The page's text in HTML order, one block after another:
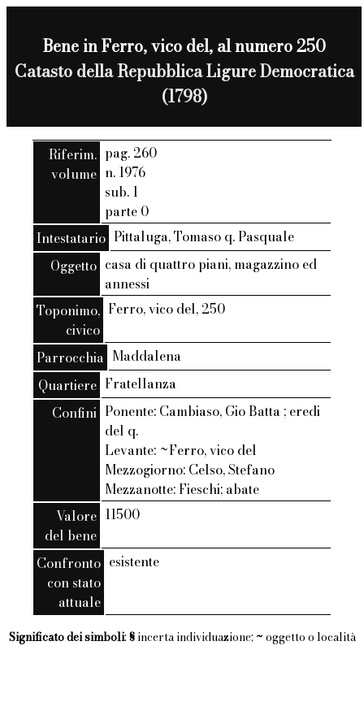
Bene in Ferro, vico del, al numero 250
Catasto della Repubblica Ligure Democratica
(1798)
Riferim.
volume
pag. 260
n. 1976
sub. 1
parte 0
Intestatario Pittaluga, Tomaso q. Pasquale
Oggetto casa di quattro piani, magazzino ed
annessi
Toponimo,
civico
Ferro, vico del, 250
Parrocchia Maddalena
Quartiere Fratellanza
Confini Ponente: Cambiaso, Gio Batta ; eredi
del q.
Levante: ~Ferro, vico del
Mezzogiorno: Celso, Stefano
Mezzanotte: Fieschi; abate
Valore
del bene
11500
Confronto
con stato
attuale
esistente
Significato dei simboli: §incerta individuazione; ~ oggetto o località